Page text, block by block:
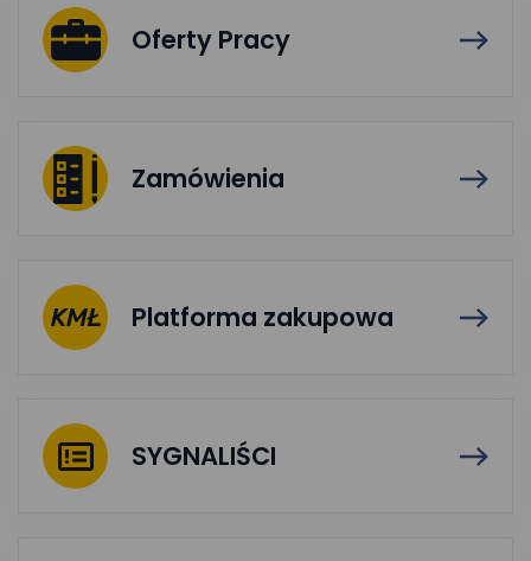
Oferty Pracy
Zamówienia
Platforma zakupowa
SYGNALIŚCI